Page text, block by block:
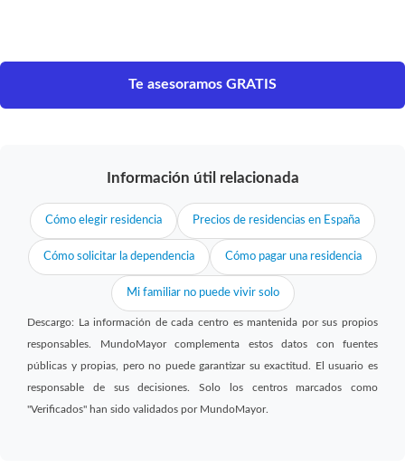
Te asesoramos GRATIS
Información útil relacionada
Cómo elegir residencia Precios de residencias en España
Cómo solicitar la dependencia Cómo pagar una residencia
Mi familiar no puede vivir solo
Descargo: La información de cada centro es mantenida por sus propios
responsables. MundoMayor complementa estos datos con fuentes
públicas y propias, pero no puede garantizar su exactitud. El usuario es
responsable de sus decisiones. Solo los centros marcados como
"Verificados" han sido validados por MundoMayor.